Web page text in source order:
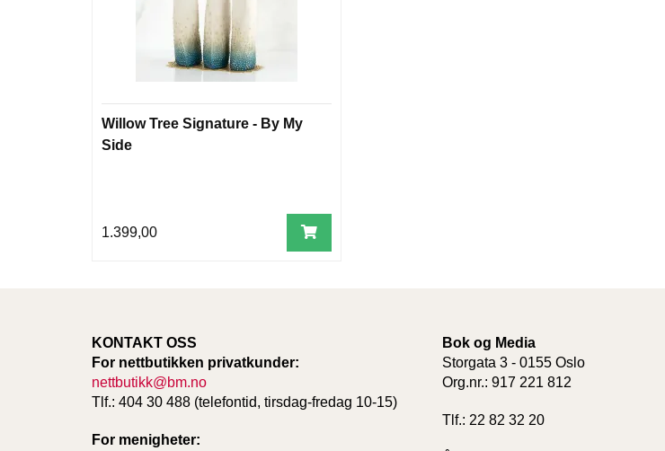
Willow Tree Signature - By My
Side
1.399,00
KONTAKT OSS
For nettbutikken privatkunder:
nettbutikk@bm.no
Tlf.: 404 30 488 (telefontid, tirsdag-fredag 10-15)
For menigheter:
Bok og Media
Storgata 3 - 0155 Oslo
Org.nr.: 917 221 812
Tlf.: 22 82 32 20